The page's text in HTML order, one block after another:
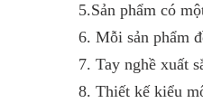
5.Sản phẩm có
6. Mỗi sản phẩm
7. Tay nghề xuất
8. Thiết kế kiểu